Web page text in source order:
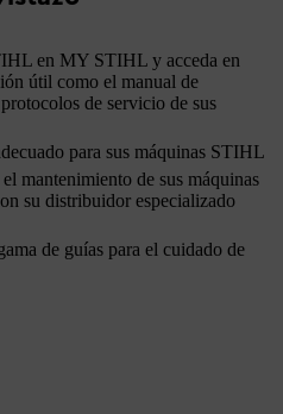
en MY STIHL y acceda en
útil como el manual de
de servicio de sus
para sus máquinas STIHL
mantenimiento de sus máquinas
su distribuidor especializado
de guías para el cuidado de